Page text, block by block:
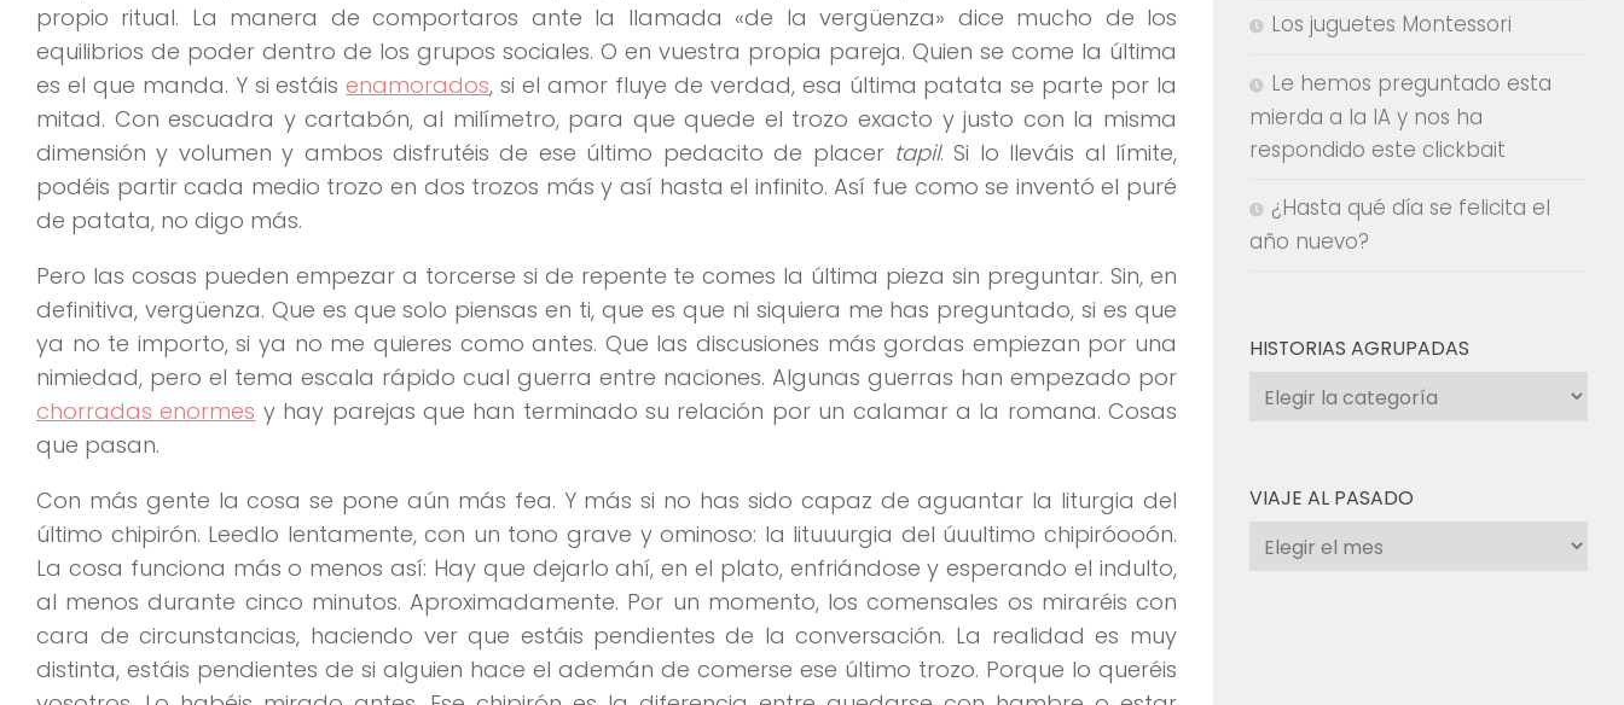
propio ritual. La manera de comportaros ante la llamada «de la vergüenza» dice mucho de los
equilibrios de poder dentro de los grupos sociales. O en vuestra propia pareja. Quien se come la última
es el que manda. Y si estáisenamorados, si el amor fluye de verdad, esa última patata se parte por la
mitad. Con escuadra y cartabón, al milímetro, para que quede el trozo exacto y justo con la misma
dimensión y volumen y ambos disfrutéis de ese último pedacito de placer tapil. Si lo lleváis al límite,
podéis partir cada medio trozo en dos trozos más y así hasta el infinito. Así fue como se inventó el puré
de patata, no digo más.
Pero las cosas pueden empezar a torcerse si de repente te comes la última pieza sin preguntar. Sin, en
definitiva, vergüenza. Que es que solo piensas en ti, que es que ni siquiera me has preguntado, si es que
ya no te importo, si ya no me quieres como antes. Que las discusiones más gordas empiezan por una
nimiedad, pero el tema escala rápido cual guerra entre naciones. Algunas guerras han empezado por
chorradas enormes y hay parejas que han terminado su relación por un calamar a la romana. Cosas
que pasan.
Con más gente la cosa se pone aún más fea. Y más si no has sido capaz de aguantar la liturgia del
último chipirón. Leedlo lentamente, con un tono grave y ominoso: la lituuurgia del úuultimo chipiróooón.
La cosa funciona más o menos así: Hay que dejarlo ahí, en el plato, enfriándose y esperando el indulto,
al menos durante cinco minutos. Aproximadamente. Por un momento, los comensales os miraréis con
cara de circunstancias, haciendo ver que estáis pendientes de la conversación. La realidad es muy
distinta, estáis pendientes de si alguien hace el ademán de comerse ese último trozo. Porque lo queréis
Los juguetes Montessori
Le hemos preguntado esta
mierda a la IA y nos ha
respondido este clickbait
¿Hasta qué día se felicita el
año nuevo?
HISTORIAS AGRUPADAS
Historias
agrupadas
VIAJE AL PASADO
Viaje